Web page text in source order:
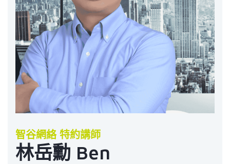
智谷網絡 特約講師
林岳勳 Ben